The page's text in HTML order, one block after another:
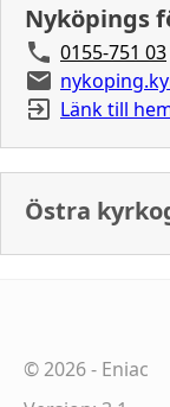
Nyköpings
0155-751 03
Länk till
Östra
©2026- Eniac